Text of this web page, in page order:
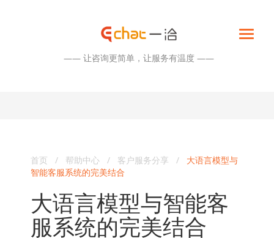
—— 让咨询更简单，让服务有温度 ——
首页 / 帮助中心 / 客户服务分享 / 大语言模型与
智能客服系统的完美结合
大语言模型与智能客
服系统的完美结合